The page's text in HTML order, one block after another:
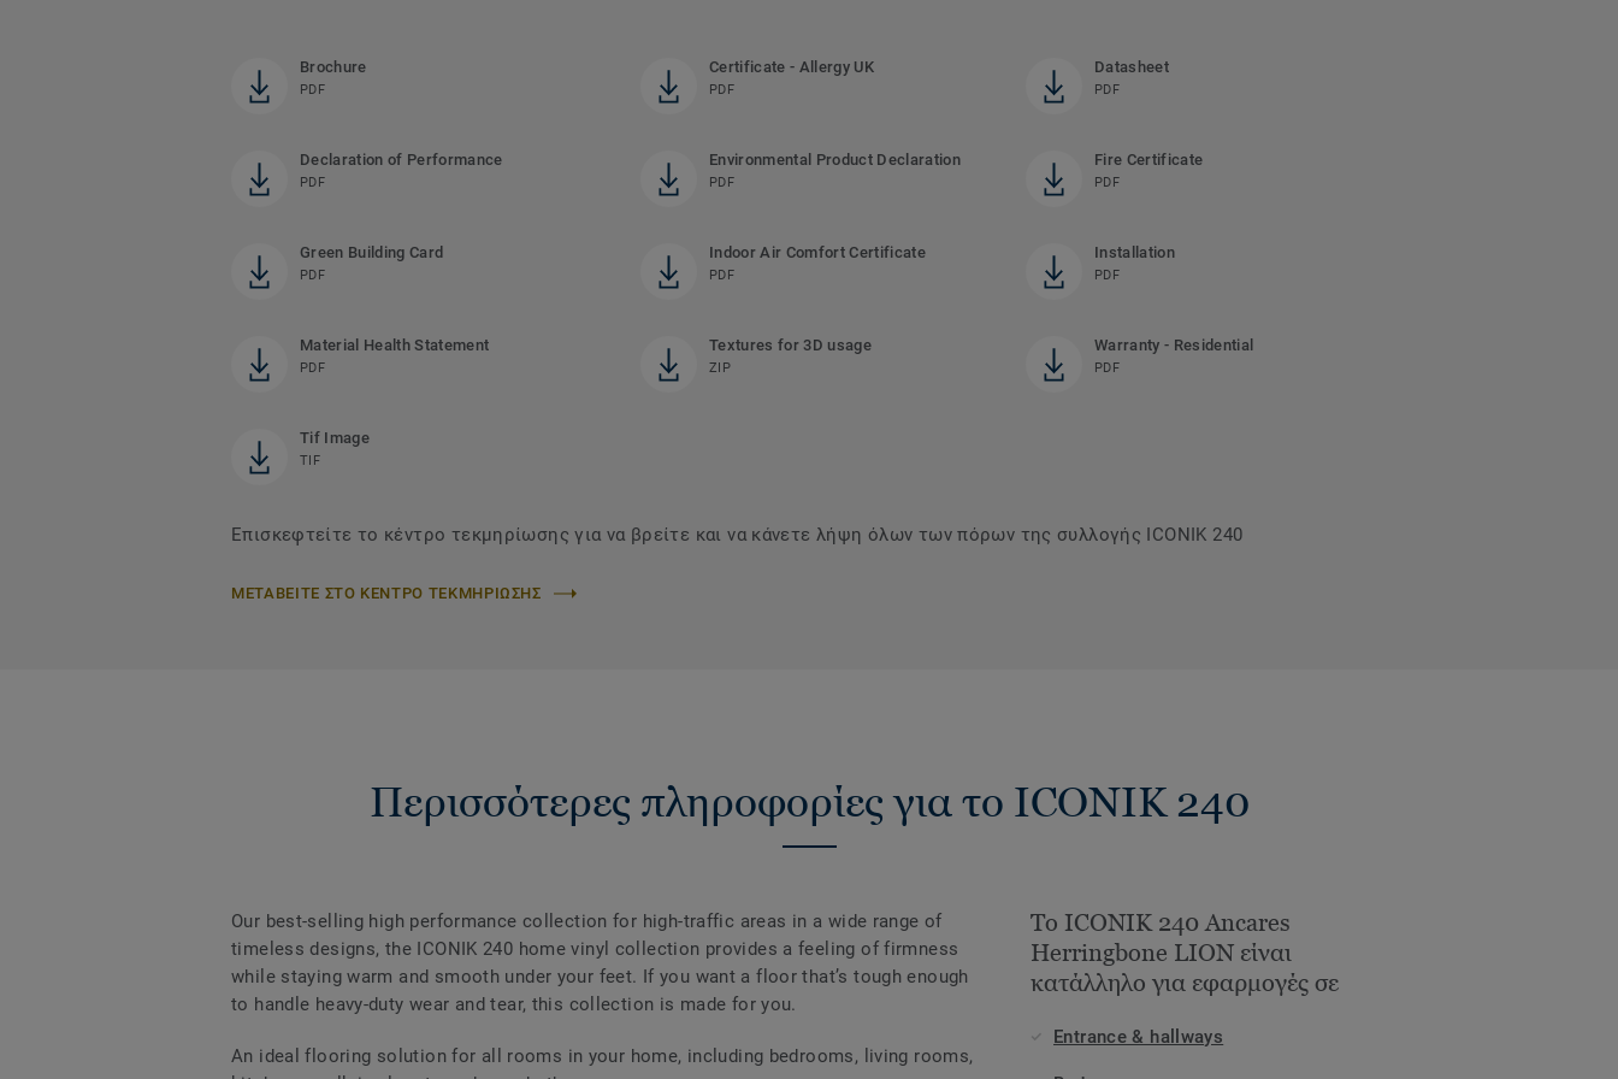
Brochure
PDF
Certificate - Allergy UK
PDF
Datasheet
PDF
Declaration of Performance
PDF
Environmental Product Declaration
PDF
Fire Certificate
PDF
Green Building Card
PDF
Indoor Air Comfort Certificate
PDF
Installation
PDF
Material Health Statement
PDF
Textures for 3D usage
ZIP
Warranty - Residential
PDF
Tif Image
TIF
Επισκεφτείτε το κέντρο τεκμηρίωσης για να βρείτε και να κάνετε λήψη όλων των πόρων της συλλογής ICONIK 240
ΜΕΤΑΒΕΙΤΕ ΣΤΟ ΚΕΝΤΡΟ ΤΕΚΜΗΡΙΩΣΗΣ
Περισσότερες πληροφορίες για το ICONIK 240
Our best-selling high performance collection for high-traffic areas in a wide range of
timeless designs, the ICONIK 240 home vinyl collection provides a feeling of firmness
while staying warm and smooth under your feet. If you want a floor that’s tough enough
to handle heavy-duty wear and tear, this collection is made for you.
An ideal flooring solution for all rooms in your home, including bedrooms, living rooms,
Το ICONIK 240 Ancares
Herringbone LION είναι
κατάλληλο για εφαρμογές σε
Entrance & hallways